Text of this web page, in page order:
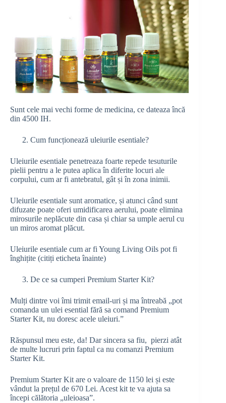
Sunt cele mai vechi forme de medicina, ce dateaza încă
din 4500 IH.
Cum funcționează uleiurile esentiale?
Uleiurile esentiale penetreaza foarte repede tesuturile
pielii pentru a le putea aplica în diferite locuri ale
corpului, cum ar fi antebratul, gât și în zona inimii.
Uleiurile esentiale sunt aromatice, și atunci când sunt
difuzate poate oferi umidificarea aerului, poate elimina
mirosurile neplăcute din casa și chiar sa umple aerul cu
un miros aromat plăcut.
Uleiurile esentiale cum ar fi Young Living Oils pot fi
înghițite (citiți eticheta înainte)
De ce sa cumperi Premium Starter Kit?
Mulți dintre voi îmi trimit email-uri și ma întreabă „pot
comanda un ulei esential fără sa comand Premium
Starter Kit, nu doresc acele uleiuri.”
Răspunsul meu este, da! Dar sincera sa fiu, pierzi atât
de multe lucruri prin faptul ca nu comanzi Premium
Starter Kit.
Premium Starter Kit are o valoare de 1150 lei și este
vândut la prețul de 670 Lei. Acest kit te va ajuta sa
începi călătoria „uleioasa”.